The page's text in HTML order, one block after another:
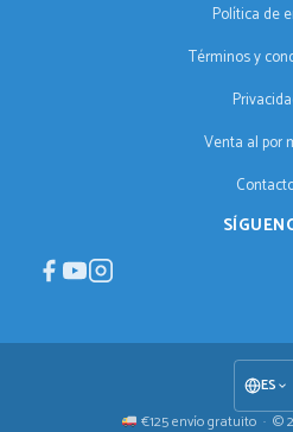
Política de
Términos y
Venta al por
ES
€125 envío gratuito · ©